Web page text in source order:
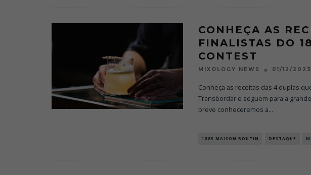
CONHEÇA AS
FINALISTAS DO
CONTEST
MIXOLOGY NEWS 01/12/2023
Conheça as receitas das 4 duplas
Transbordar e seguem para a
breve conheceremos a...
1883 MAISON ROUTIN DESTAQUE